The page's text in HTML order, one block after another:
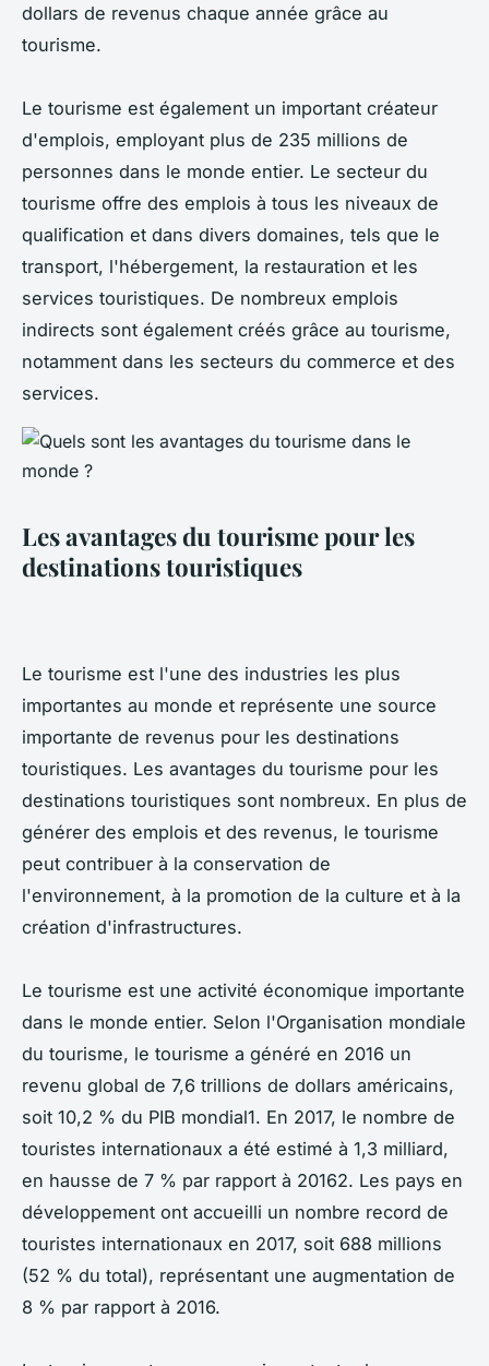
dollars de revenus chaque année grâce au
tourisme.
Le tourisme est également un important créateur
d'emplois, employant plus de 235 millions de
personnes dans le monde entier. Le secteur du
tourisme offre des emplois à tous les niveaux de
qualification et dans divers domaines, tels que le
transport, l'hébergement, la restauration et les
services touristiques. De nombreux emplois
indirects sont également créés grâce au tourisme,
notamment dans les secteurs du commerce et des
services.
Les avantages du tourisme pour les
destinations touristiques
Le tourisme est l'une des industries les plus
importantes au monde et représente une source
importante de revenus pour les destinations
touristiques. Les avantages du tourisme pour les
destinations touristiques sont nombreux. En plus de
générer des emplois et des revenus, le tourisme
peut contribuer à la conservation de
l'environnement, à la promotion de la culture et à la
création d'infrastructures.
Le tourisme est une activité économique importante
dans le monde entier. Selon l'Organisation mondiale
du tourisme, le tourisme a généré en 2016 un
revenu global de 7,6 trillions de dollars américains,
soit 10,2 % du PIB mondial1. En 2017, le nombre de
touristes internationaux a été estimé à 1,3 milliard,
en hausse de 7 % par rapport à 20162. Les pays en
développement ont accueilli un nombre record de
touristes internationaux en 2017, soit 688 millions
(52 % du total), représentant une augmentation de
8 % par rapport à 2016.